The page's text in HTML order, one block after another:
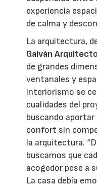
experiencia
de calma y
La arquitectura,
Galván
de grandes
ventanales y
interiorismo se
cualidades del
buscando
confort sin
la arquitectura.
buscamos que
acogedor pese a
La casa debía